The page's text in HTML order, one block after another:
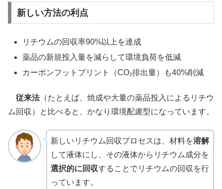
新しい方法の利点
リチウムの回収率90%以上を達成
薬品の新規投入量を減らして環境負荷を低減
カーボンフットプリント（CO₂排出量）も40%削減
従来法（たとえば、焼成や大量の薬品投入によるリチウ
ム回収）と比べると、かなり環境配慮型になっています。
新しいリチウム回収プロセスは、材料を溶解
して液体にし、その液体からリチウム成分を
選択的に回収することでリチウムの回収を行
っています。